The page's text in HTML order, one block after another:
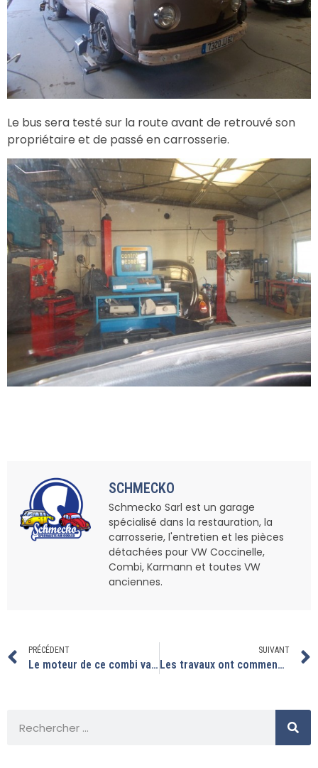
Le bus sera testé sur la route avant de retrouvé son
propriétaire et de passé en carrosserie.
SCHMECKO
Schmecko Sarl est un garage
spécialisé dans la restauration, la
carrosserie, l'entretien et les pièces
détachées pour VW Coccinelle,
Combi, Karmann et toutes VW
anciennes.
PRÉCÉDENT
Le moteur de ce combi va être déposé.
SUIVANT
Les travaux ont commencé sur le split 21 fenêtres.